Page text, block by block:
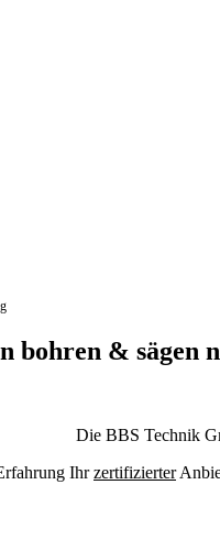
bohren & sägen
Die BBS Technik
Ihrzertifizierter